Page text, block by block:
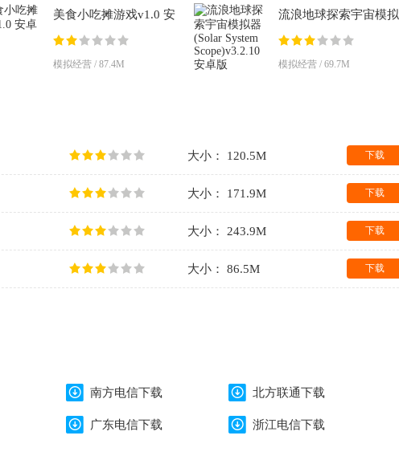
美食小吃摊游戏v1.0 安
卓版
模拟经营 / 87.4M
流浪地球探索宇宙模拟
器(Solar System
模拟经营 / 69.7M
大小： 120.5M 下载
大小： 171.9M 下载
大小： 243.9M 下载
大小： 86.5M 下载
南方电信下载 北方联通下载
广东电信下载 浙江电信下载